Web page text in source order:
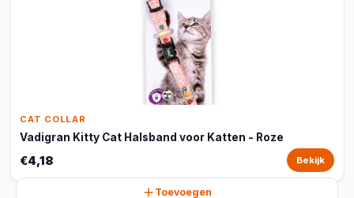
CAT COLLAR
Vadigran Kitty Cat Halsband voor Katten - Roze
€4,18 Bekijk
Toevoegen